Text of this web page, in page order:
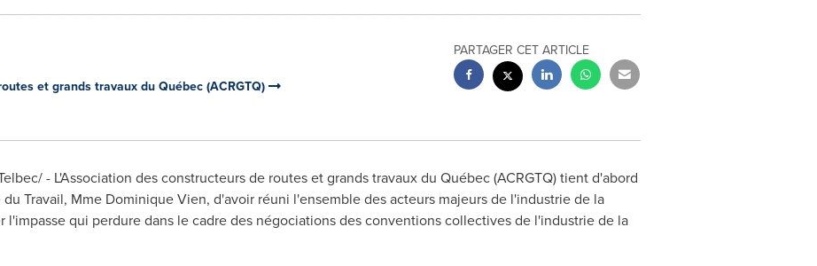
et grands travaux du Québec (ACRGTQ)
PARTAGER CET ARTICLE
- L'Association des constructeurs de routes et grands travaux du Québec (ACRGTQ) tient d'abord
Travail, Mme Dominique Vien, d'avoir réuni l'ensemble des acteurs majeurs de l'industrie de la
qui perdure dans le cadre des négociations des conventions collectives de l'industrie de la